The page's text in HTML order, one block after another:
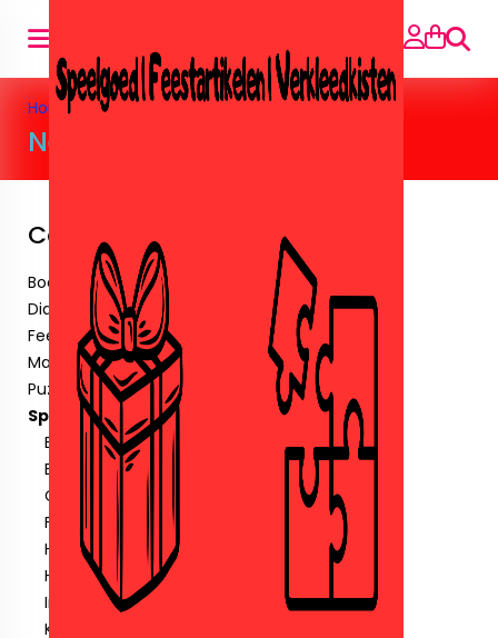
Home >Speelgoed > Nerf
Nerf
Categorieën
Boeken
Diamant paintingen.
Feestartikelen
Maskers & Tattoos & Stickers.
Puzzels
Speelgoed
Barbie&Poppen
Buiten speelgoed
Crystalbricks
Fisher price
Hotwheels
Hout speelgoed
Indiaan
Klein speelgoed tot € 1,00